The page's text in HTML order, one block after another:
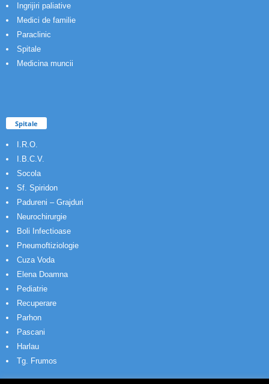
Ingrijiri paliative
Medici de familie
Paraclinic
Spitale
Medicina muncii
Spitale
I.R.O.
I.B.C.V.
Socola
Sf. Spiridon
Padureni – Grajduri
Neurochirurgie
Boli Infectioase
Pneumoftiziologie
Cuza Voda
Elena Doamna
Pediatrie
Recuperare
Parhon
Pascani
Harlau
Tg. Frumos